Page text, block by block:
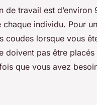
de travail est d’environ
individu. Pour
coudes lorsque vous
doivent pas être
que vous avez